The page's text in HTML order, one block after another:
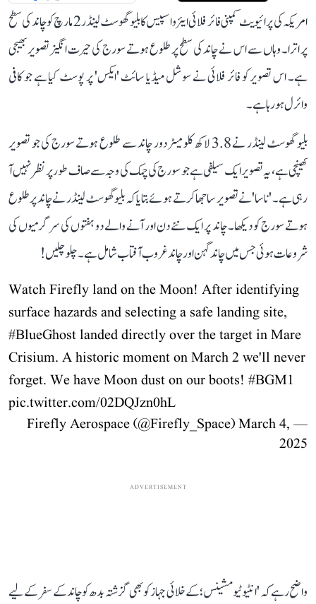
امریکہ کی پرائیویٹ کمپنی فائر فلائی ایئرواسپیس کا بلیو گھوسٹ لینڈر 2 مارچ کو چاند کی سطح
پر اترا۔ وہاں سے اس نے چاند کی سطح پر طلوع ہوتے سورج کی حیرت انگیز تصویر بھیجی
ہے۔ اس تصویر کو فائر فلائی نے سوشل میڈیا سائٹ 'ایکس' پر پوسٹ کیا ہے جو کافی
وائرل ہو رہا ہے۔
بلیو گھوسٹ لینڈر نے 3.8 لاکھ کلومیٹر دور چاند سے طلوع ہوتے سورج کی جو تصویر
کھینچی ہے، یہ تصویر ایک سیلفی ہے جو سورج کی چمک کی وجہ سے صاف طور پر نظر نہیں آ
رہی ہے۔ 'ناسا' نے تصویر ساجھا کرتے ہوئے بتایا کہ بلیو گھوسٹ لینڈر نے چاند پر طلوع
ہوتے سورج کو دیکھا۔ چاند پر ایک نئے دن اور آنے والے دو ہفتوں کی سرگرمیوں کی
شروعات ہوئی جس میں چاند گہن اور چاند غروب آفتاب شامل ہے۔ چلو چلیں!
Watch Firefly land on the Moon! After identifying
surface hazards and selecting a safe landing site,
#BlueGhostlanded directly over the target in Mare
Crisium. A historic moment on March 2 we'll never
forget. We have Moon dust on our boots! #BGM1
pic.twitter.com/02DQJzn0hL
— Firefly Aerospace (@Firefly_Space)
March 4,
2025
ADVERTISEMENT
واضح رہے کہ 'انٹیوٹیو مشینس؛ کے خلائی جہاز کو بھی گزشتہ بدھ کو چاند کے سفر کے لیے